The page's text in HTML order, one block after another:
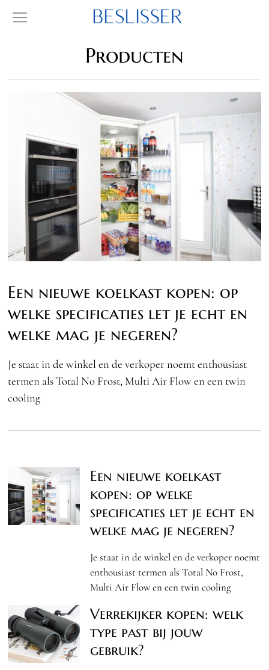
Producten
Een nieuwe koelkast kopen: op
welke specificaties let je echt en
welke mag je negeren?
Je staat in de winkel en de verkoper noemt enthousiast
termen als Total No Frost, Multi Air Flow en een twin
cooling
Een nieuwe koelkast
kopen: op welke
specificaties let je echt en
welke mag je negeren?
Je staat in de winkel en de verkoper noemt
enthousiast termen als Total No Frost,
Multi Air Flow en een twin cooling
Verrekijker kopen: welk
type past bij jouw
gebruik?